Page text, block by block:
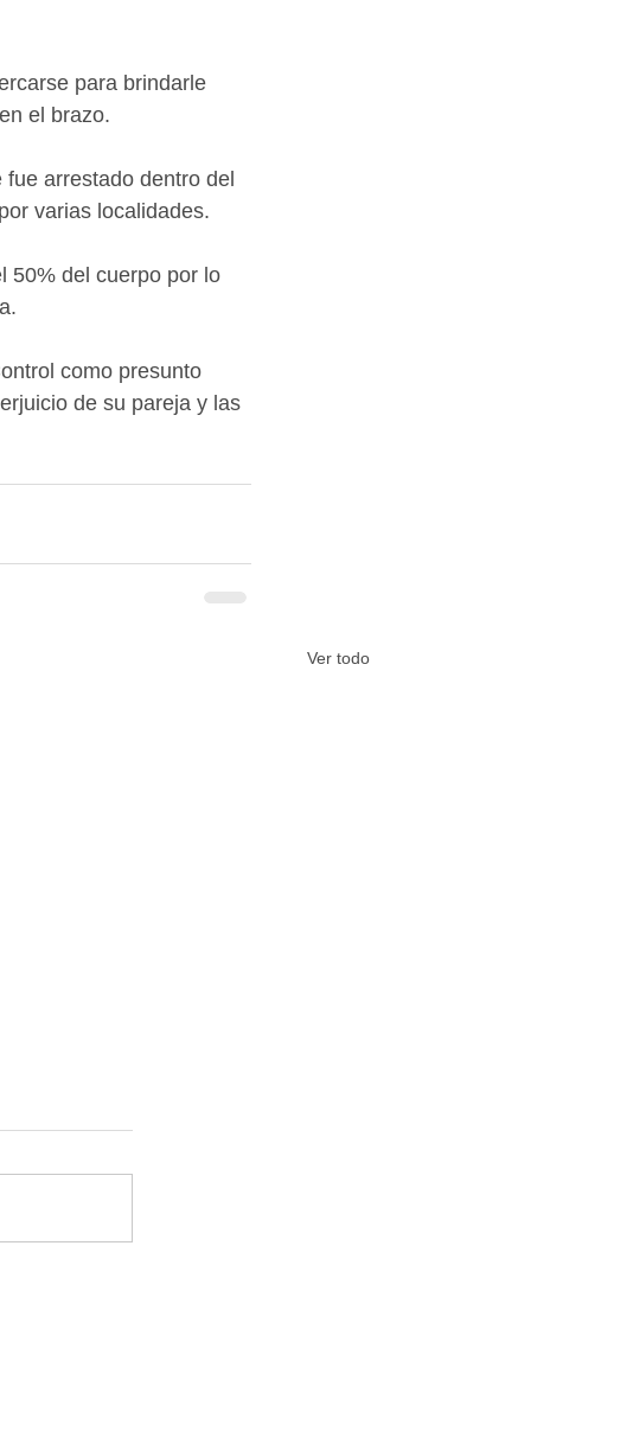
para brindarle
el brazo.
arrestado dentro del
varias localidades.
50% del cuerpo por lo
como presunto
de su pareja y las
Ver todo